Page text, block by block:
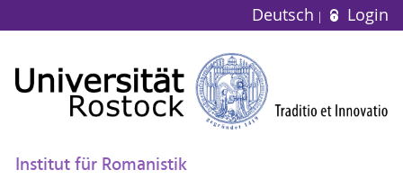
Deutsch Login
Institut für Romanistik